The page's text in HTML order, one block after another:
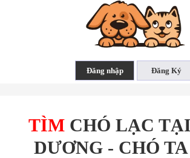
TÌM CHÓ LẠC
DƯƠNG - CHÓ